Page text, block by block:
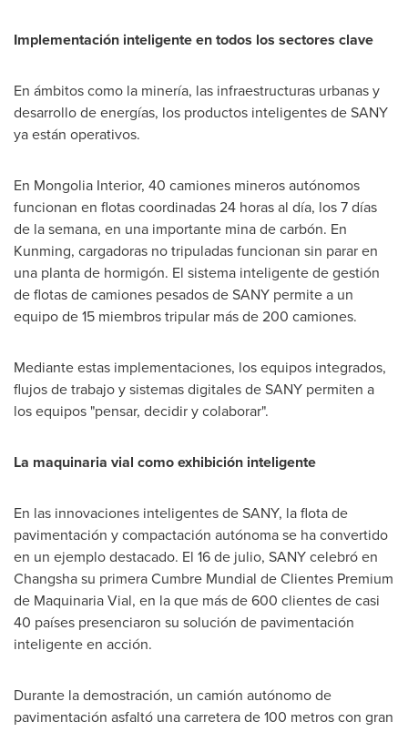
Implementación inteligente en todos los sectores clave
En ámbitos como la minería, las infraestructuras urbanas y
desarrollo de energías, los productos inteligentes de SANY
ya están operativos.
En Mongolia Interior, 40 camiones mineros autónomos
funcionan en flotas coordinadas 24 horas al día, los 7 días
de la semana, en una importante mina de carbón. En
Kunming, cargadoras no tripuladas funcionan sin parar en
una planta de hormigón. El sistema inteligente de gestión
de flotas de camiones pesados de SANY permite a un
equipo de 15 miembros tripular más de 200 camiones.
Mediante estas implementaciones, los equipos integrados,
flujos de trabajo y sistemas digitales de SANY permiten a
los equipos "pensar, decidir y colaborar".
La maquinaria vial como exhibición inteligente
En las innovaciones inteligentes de SANY, la flota de
pavimentación y compactación autónoma se ha convertido
en un ejemplo destacado. El 16 de julio, SANY celebró en
Changshasu primera Cumbre Mundial de Clientes Premium
de Maquinaria Vial, en la que más de 600 clientes de casi
40 países presenciaron su solución de pavimentación
inteligente en acción.
Durante lademostración, un camión autónomo de
pavimentación asfaltó una carretera de 100 metros con gran